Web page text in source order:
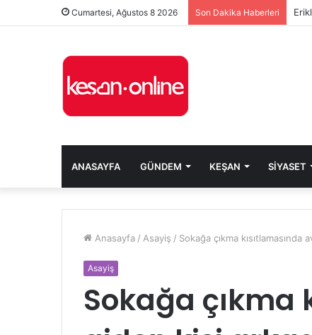
Cumartesi, Ağustos 8 2026 Son Dakika Haberleri
ANASAYFA GÜNDEM KEŞAN SIYASET
Anasayfa / Asayiş / Sokağa çıkma kısıtlamasında
Asayiş
Sokağa çıkma